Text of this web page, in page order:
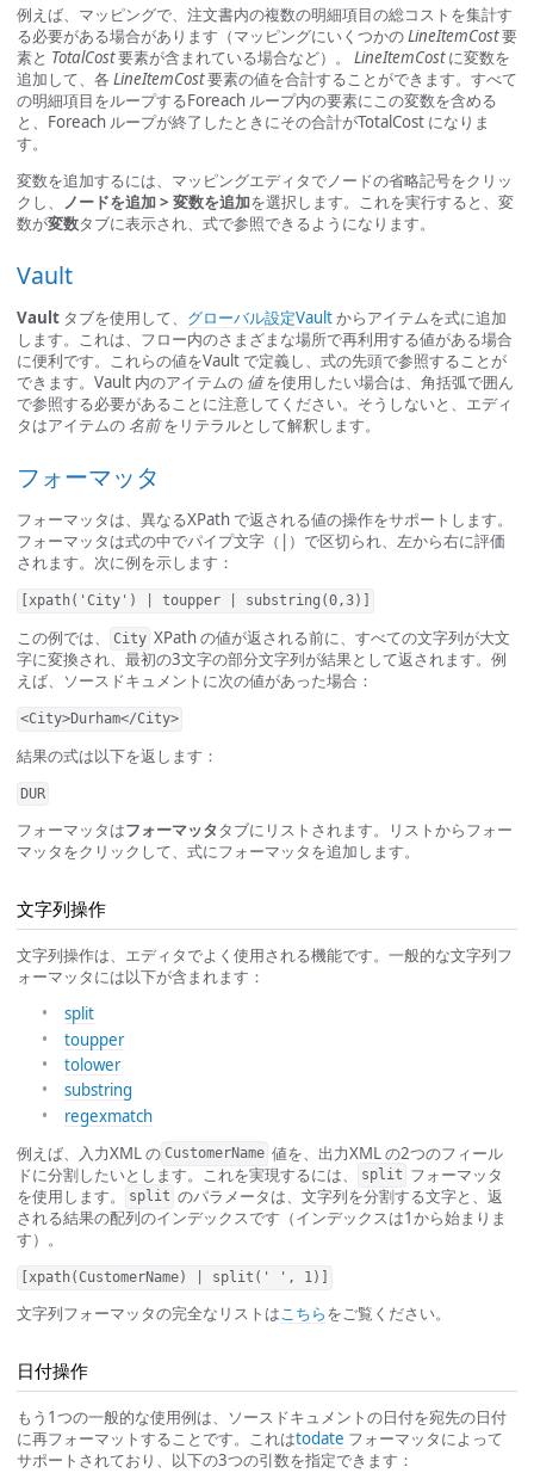
例えば、マッピングで、注文書内の複数の明細項目の総コストを集計す
る必要がある場合があります（マッピングにいくつかのLineItemCost要
素と TotalCost要素が含まれている場合など）。 LineItemCostに変数を
追加して、各 LineItemCost要素の値を合計することができます。すべて
の明細項目をループするForeach ループ内の要素にこの変数を含める
と、Foreach ループが終了したときにその合計がTotalCost になりま
す。
変数を追加するには、マッピングエディタでノードの省略記号をクリッ
クし、
ノードを追加 > 変数を追加を選択します。これを実行すると、変
数が変数タブに表示され、式で参照できるようになります。
Vault
Vault タブを使用して、 グローバル設定Vaultからアイテムを式に追加
します。これは、フロー内のさまざまな場所で再利用する値がある場合
に便利です。これらの値をVault で定義し、式の先頭で参照することが
できます。Vault 内のアイテムの 値を使用したい場合は、角括弧で囲ん
で参照する必要があることに注意してください。そうしないと、エディ
タはアイテムの 名前をリテラルとして解釈します。
フォーマッタ
フォーマッタは、異なるXPath で返される値の操作をサポートします。
フォーマッタは式の中でパイプ文字（|）で区切られ、左から右に評価
されます。次に例を示します：
[xpath('City') | toupper | substring(0,3)]
この例では、 City XPath の値が返される前に、すべての文字列が大文
字に変換され、最初の3文字の部分文字列が結果として返されます。例
えば、ソースドキュメントに次の値があった場合：
<City>Durham</City>
結果の式は以下を返します：
DUR
フォーマッタはフォーマッタタブにリストされます。リストからフォー
マッタをクリックして、式にフォーマッタを追加します。
文字列操作
文字列操作は、エディタでよく使用される機能です。一般的な文字列フ
ォーマッタには以下が含まれます：
split
toupper
tolower
substring
regexmatch
例えば、入力XML の CustomerName 値を、出力XML の2つのフィール
ドに分割したいとします。これを実現するには、
split フォーマッタ
を使用します。
split のパラメータは、文字列を分割する文字と、返
される結果の配列のインデックスです（インデックスは1から始まりま
す）。
[xpath(CustomerName) | split(' ', 1)]
文字列フォーマッタの完全なリストはこちらをご覧ください。
日付操作
もう1つの一般的な使用例は、ソースドキュメントの日付を宛先の日付
に再フォーマットすることです。これはtodate フォーマッタによって
サポートされており、以下の3つの引数を指定できます：